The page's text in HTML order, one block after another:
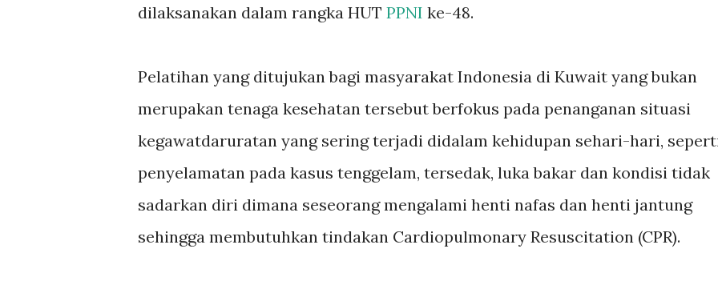
dilaksanakan dalam rangka HUT PPNI ke-48.
Pelatihan yang ditujukan bagi masyarakat Indonesia di Kuwait yang bukan
merupakan tenaga kesehatan tersebut berfokus pada penanganan situasi
kegawatdaruratan yang sering terjadi didalam kehidupan sehari-hari,
penyelamatan pada kasus tenggelam, tersedak, luka bakar dan kondisi tidak
sadarkan diri dimana seseorang mengalami henti nafas dan henti jantung
sehingga membutuhkan tindakan Cardiopulmonary Resuscitation (CPR).